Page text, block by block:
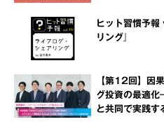
ヒット習慣予
リング』
【第12回】因
グ投資の最適
と共同で実践